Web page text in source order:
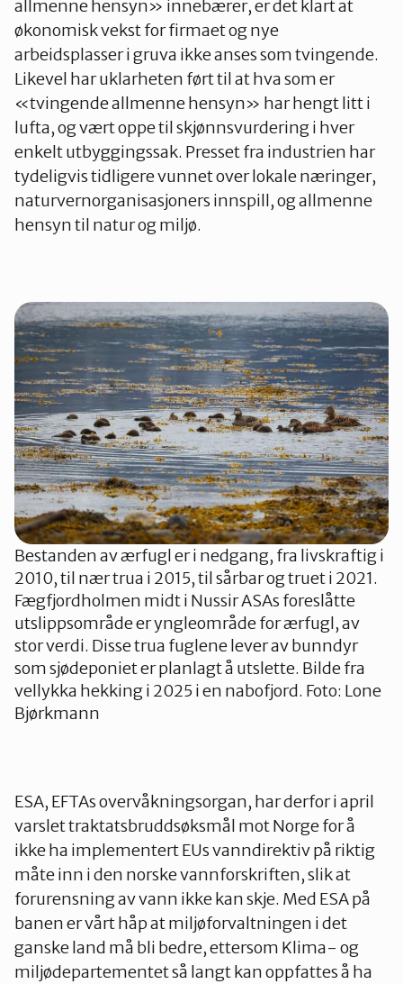
allmenne hensyn» innebærer, er det klart at
økonomisk vekst for firmaet og nye
arbeidsplasser i gruva ikke anses som tvingende.
Likevel har uklarheten ført til at hva som er
«tvingende allmenne hensyn» har hengt litt i
lufta, og vært oppe til skjønnsvurdering i hver
enkelt utbyggingssak. Presset fra industrien har
tydeligvis tidligere vunnet over lokale næringer,
naturvernorganisasjoners innspill, og allmenne
hensyn til natur og miljø.
Bestanden av ærfugl er i nedgang, fra livskraftig i
2010, til nær trua i 2015, til sårbar og truet i 2021.
Fægfjordholmen midt i Nussir ASAs foreslåtte
utslippsområde er yngleområde for ærfugl, av
stor verdi. Disse trua fuglene lever av bunndyr
som sjødeponiet er planlagt å utslette. Bilde fra
vellykka hekking i 2025 i en nabofjord. Foto: Lone
Bjørkmann
ESA, EFTAs overvåkningsorgan, har derfor i april
varslet traktatsbruddsøksmål mot Norge for å
ikke ha implementert EUs vanndirektiv på riktig
måte inn i den norske vannforskriften, slik at
forurensning av vann ikke kan skje. Med ESA på
banen er vårt håp at miljøforvaltningen i det
ganske land må bli bedre, ettersom Klima- og
miljødepartementet så langt kan oppfattes å ha